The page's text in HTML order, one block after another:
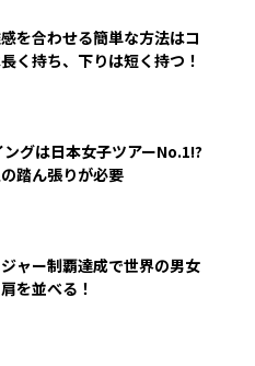
を合わせる簡単な方法はコ
く持ち、下りは短く持つ！
グは日本女子ツアーNo.1!?
踏ん張りが必要
ャー制覇達成で世界の男女
を並べる！